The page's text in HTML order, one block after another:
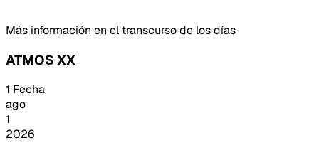
Más información en el transcurso de los días
ATMOS XX
1 Fecha
ago
1
2026